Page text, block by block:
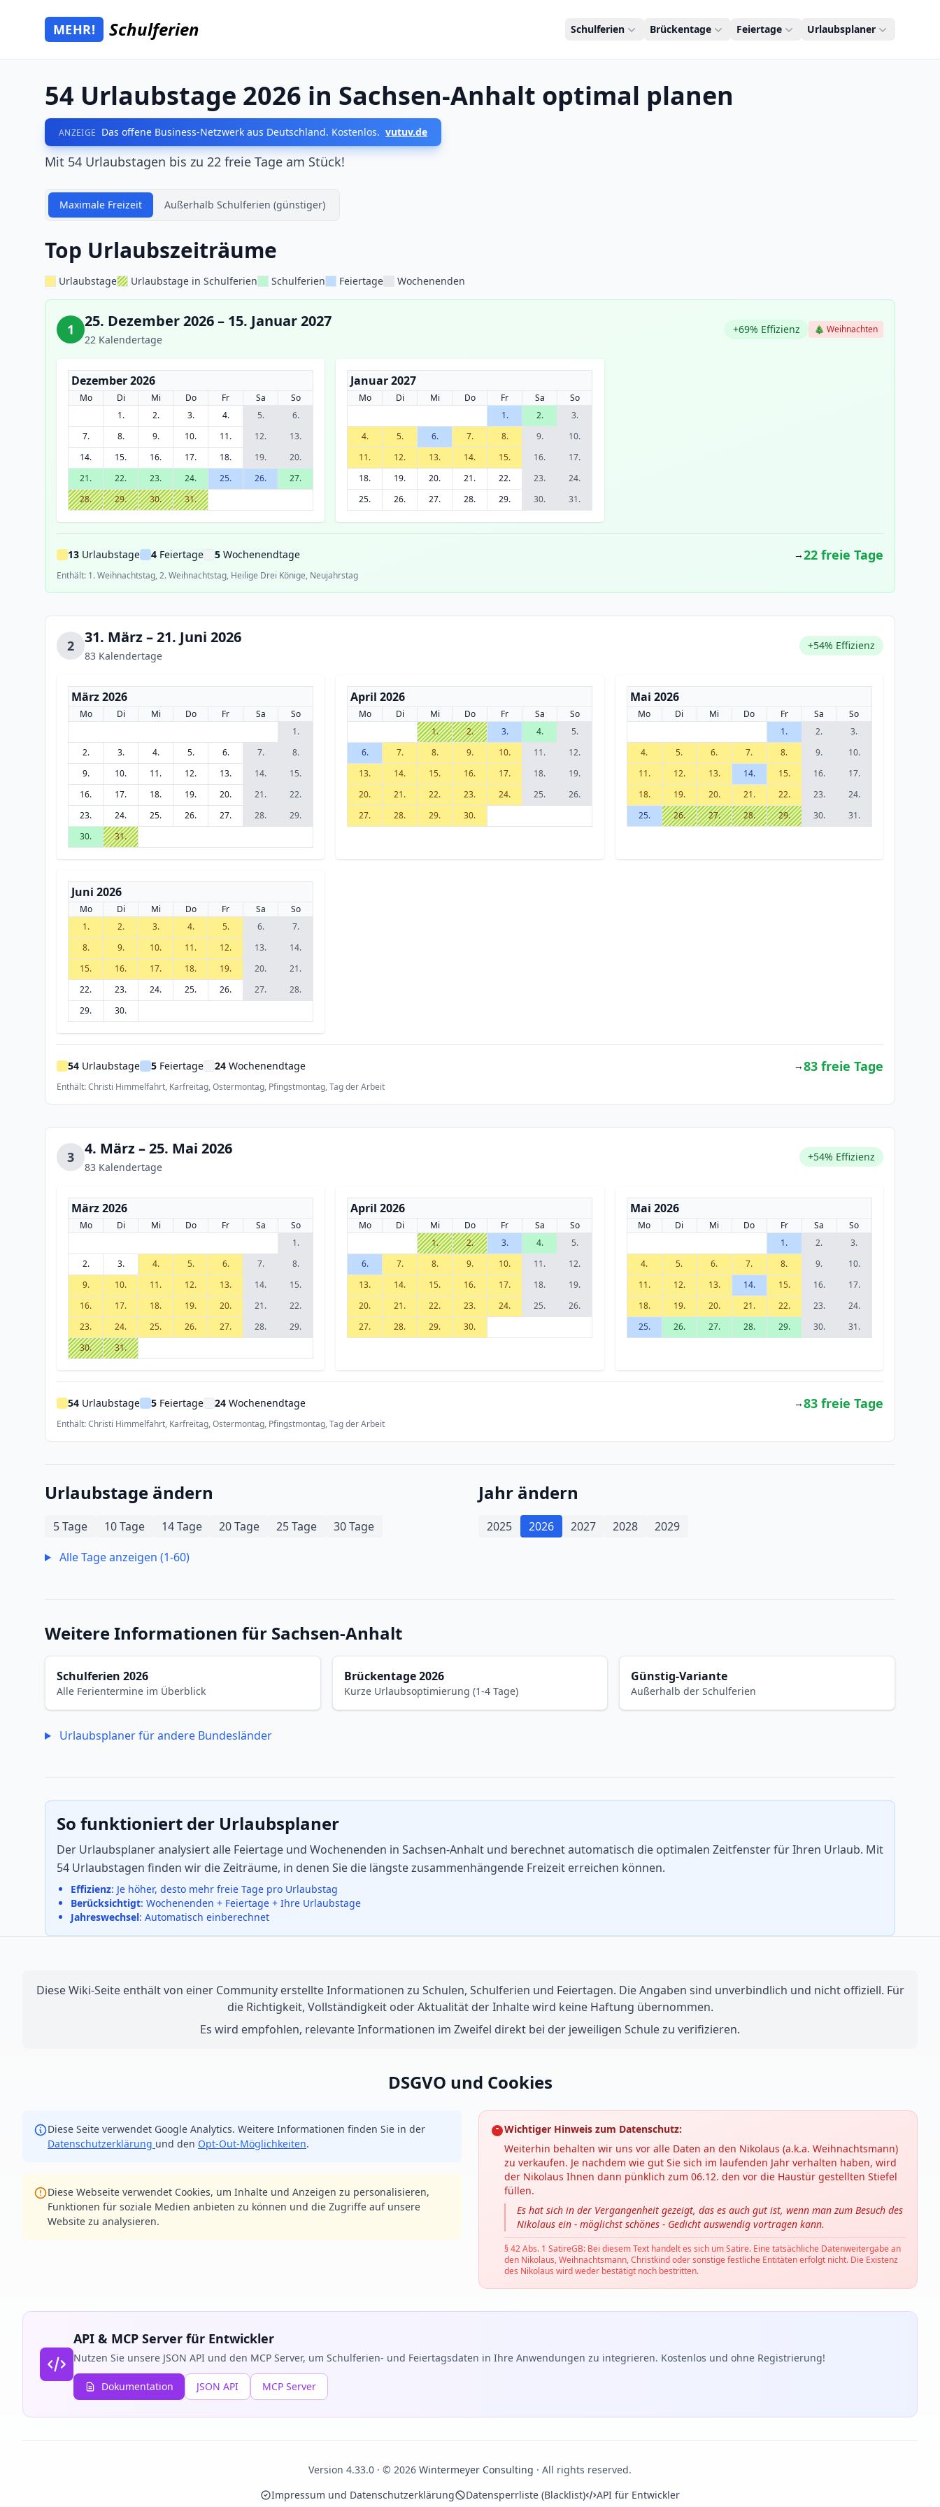
Zum Hauptinhalt springen
Mehr Schulferien
MEHR! Schulferien Schulferien Brückentage Feiertage Urlaubsplaner
54 Urlaubstage 2026 in Sachsen-Anhalt optimal planen
ANZEIGE Das offene Business-Netzwerk aus Deutschland. Kostenlos. vutuv.de
Mit 54 Urlaubstagen bis zu 22 freie Tage am Stück!
Maximale Freizeit Außerhalb Schulferien (günstiger)
Top Urlaubszeiträume
Urlaubstage Urlaubstage in Schulferien Schulferien Feiertage Wochenenden
1 25. Dezember 2026 – 15. Januar 2027
22 Kalendertage
+69% Effizienz 🎄 Weihnachten
Dezember 2026
Mo Di Mi Do Fr Sa
So
1.
2. 3. 4. 5.
6.
7.
8. 9. 10. 11. 12.
13.
14.
15. 16. 17. 18. 19.
20.
21.
22. 23. 24. 25. 26.
27.
28.
29. 30. 31.
Januar 2027
Mo Di Mi Do Fr Sa
So
1.
2.
3.
4.
5. 6. 7. 8. 9.
10.
11.
12. 13. 14. 15. 16.
17.
18.
19. 20. 21. 22. 23.
24.
25.
26. 27. 28. 29. 30. 31.
13 Urlaubstage 4 Feiertage 5 Wochenendtage →22 freie Tage
Enthält: 1. Weihnachtstag, 2. Weihnachtstag, Heilige Drei Könige, Neujahrstag
2 31. März – 21. Juni 2026
83 Kalendertage
+54% Effizienz
März 2026
Mo Di Mi Do Fr Sa
So
1.
2.
3. 4. 5. 6. 7.
8.
9.
10. 11. 12. 13. 14.
15.
16.
17. 18. 19. 20. 21.
22.
23.
24. 25. 26. 27. 28.
29.
30.
31.
April 2026
Mo Di Mi Do Fr Sa
So
1.
2. 3. 4.
5.
6.
7. 8. 9. 10. 11.
12.
13.
14. 15. 16. 17. 18.
19.
20.
21. 22. 23. 24. 25.
26.
27.
28. 29. 30.
Mai 2026
Mo Di Mi Do Fr Sa
So
1.
2.
3.
4.
5. 6. 7. 8. 9.
10.
11.
12. 13. 14. 15. 16.
17.
18.
19. 20. 21. 22. 23.
24.
25.
26. 27. 28. 29. 30. 31.
Juni 2026
Mo Di Mi Do Fr Sa
So
1.
2. 3. 4. 5. 6.
7.
8.
9. 10. 11. 12. 13.
14.
15.
16. 17. 18. 19. 20.
21.
22.
23. 24. 25. 26. 27.
28.
29.
30.
54 Urlaubstage 5 Feiertage 24 Wochenendtage →83 freie Tage
Enthält: Christi Himmelfahrt, Karfreitag, Ostermontag, Pfingstmontag, Tag der Arbeit
3 4. März – 25. Mai 2026
83 Kalendertage
+54% Effizienz
März 2026
Mo Di Mi Do Fr Sa
So
1.
2.
3. 4. 5. 6. 7.
8.
9.
10. 11. 12. 13. 14.
15.
16.
17. 18. 19. 20. 21.
22.
23.
24. 25. 26. 27. 28.
29.
30.
31.
April 2026
Mo Di Mi Do Fr Sa
So
1.
2. 3. 4.
5.
6.
7. 8. 9. 10. 11.
12.
13.
14. 15. 16. 17. 18.
19.
20.
21. 22. 23. 24. 25.
26.
27.
28. 29. 30.
Mai 2026
Mo Di Mi Do Fr Sa
So
1.
2.
3.
4.
5. 6. 7. 8. 9.
10.
11.
12. 13. 14. 15. 16.
17.
18.
19. 20. 21. 22. 23.
24.
25.
26. 27. 28. 29. 30. 31.
54 Urlaubstage 5 Feiertage 24 Wochenendtage →83 freie Tage
Enthält: Christi Himmelfahrt, Karfreitag, Ostermontag, Pfingstmontag, Tag der Arbeit
Urlaubstage ändern
5 Tage 10 Tage 14 Tage 20 Tage 25 Tage
30 Tage
Alle Tage anzeigen (1-60)
Jahr ändern
2025 2026 2027 2028 2029
Weitere Informationen für Sachsen-Anhalt
Schulferien 2026
Alle Ferientermine im Überblick
Brückentage 2026
Kurze Urlaubsoptimierung (1-4 Tage)
Günstig-Variante
Außerhalb der Schulferien
Urlaubsplaner für andere Bundesländer
So funktioniert der Urlaubsplaner
Der Urlaubsplaner analysiert alle Feiertage und Wochenenden in Sachsen-Anhalt und berechnet automatisch die optimalen Zeitfenster für Ihren Urlaub. Mit
54 Urlaubstagen finden wir die Zeiträume, in denen Sie die längste zusammenhängende Freizeit erreichen können.
Effizienz: Je höher, desto mehr freie Tage pro Urlaubstag
Berücksichtigt: Wochenenden + Feiertage + Ihre Urlaubstage
Jahreswechsel: Automatisch einberechnet
Diese Wiki-Seite enthält von einer Community erstellte Informationen zu Schulen, Schulferien und Feiertagen. Die Angaben sind unverbindlich und nicht offiziell. Für
die Richtigkeit, Vollständigkeit oder Aktualität der Inhalte wird keine Haftung übernommen.
Es wird empfohlen, relevante Informationen im Zweifel direkt bei der jeweiligen Schule zu verifizieren.
DSGVO und Cookies
Diese Seite verwendet Google Analytics. Weitere Informationen finden Sie in der
Datenschutzerklärung und den Opt-Out-Möglichkeiten.
Diese Webseite verwendet Cookies, um Inhalte und Anzeigen zu personalisieren,
Funktionen für soziale Medien anbieten zu können und die Zugriffe auf unsere
Website zu analysieren.
Wichtiger Hinweis zum Datenschutz:
Weiterhin behalten wir uns vor alle Daten an den Nikolaus (a.k.a. Weihnachtsmann)
zu verkaufen. Je nachdem wie gut Sie sich im laufenden Jahr verhalten haben, wird
der Nikolaus Ihnen dann pünklich zum 06.12. den vor die Haustür gestellten Stiefel
füllen.
Es hat sich in der Vergangenheit gezeigt, das es auch gut ist, wenn man zum Besuch des
Nikolaus ein - möglichst schönes - Gedicht auswendig vortragen kann.
§ 42 Abs. 1 SatireGB: Bei diesem Text handelt es sich um Satire. Eine tatsächliche Datenweitergabe an
den Nikolaus, Weihnachtsmann, Christkind oder sonstige festliche Entitäten erfolgt nicht. Die Existenz
des Nikolaus wird weder bestätigt noch bestritten.
API & MCP Server für Entwickler
Nutzen Sie unsere JSON API und den MCP Server, um Schulferien- und Feiertagsdaten in Ihre Anwendungen zu integrieren. Kostenlos und ohne Registrierung!
Dokumentation JSON API MCP Server
Version 4.33.0 · © 2026 Wintermeyer Consulting · All rights reserved.
Impressum und Datenschutzerklärung
Datensperrliste (Blacklist) API für Entwickler